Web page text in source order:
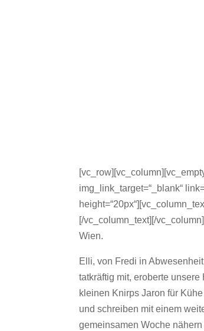
img_link_target=“_blank“
[/vc_column_text][/
Wien.
Elli, von Fredi in
tatkräftig mit, eroberte
kleinen Knirps Jaron für
und schreiben mit einem
gemeinsamen Woche